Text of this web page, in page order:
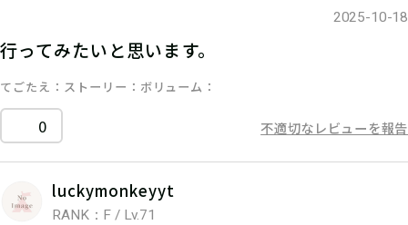
2025-10-18
行ってみたいと思います。
てごたえ ストーリー ボリューム
0 不適切なレビューを報告
luckymonkeyyt
RANK：F / Lv.71